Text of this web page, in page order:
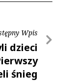
Wpis
dzieci
śnieg